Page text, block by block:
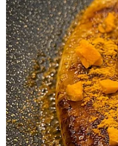
Artikel
Sedang
Pergi
Doa
'Mohon
'Abah